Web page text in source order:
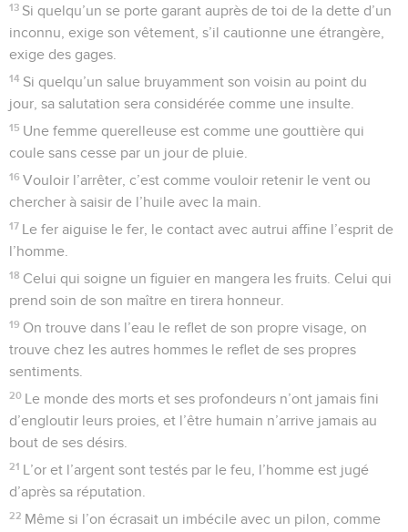
13 Si quelqu’un se porte garant auprès de toi de la dette d’un
inconnu, exige son vêtement, s’il cautionne une étrangère,
exige des gages.
14 Si quelqu’un salue bruyamment son voisin au point du
jour, sa salutation sera considérée comme une insulte.
15 Une femme querelleuse est comme une gouttière qui
coule sans cesse par un jour de pluie.
16 Vouloir l’arrêter, c’est comme vouloir retenir le vent ou
chercher à saisir de l’huile avec la main.
17 Le fer aiguise le fer, le contact avec autrui affine l’esprit de
l’homme.
18 Celui qui soigne un figuier en mangera les fruits. Celui qui
prend soin de son maître en tirera honneur.
19 On trouve dans l’eau le reflet de son propre visage, on
trouve chez les autres hommes le reflet de ses propres
sentiments.
20 Le monde des morts et ses profondeurs n’ont jamais fini
d’engloutir leurs proies, et l’être humain n’arrive jamais au
bout de ses désirs.
21 L’or et l’argent sont testés par le feu, l’homme est jugé
d’après sa réputation.
22 Même si l’on écrasait un imbécile avec un pilon, comme